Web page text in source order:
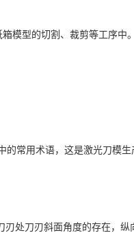
模型的切割、裁剪等工序中。
常用术语，这是激光刀模
刀刃斜面角度的存在，纵